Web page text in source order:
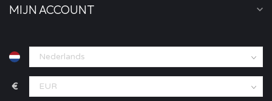
MIJN ACCOUNT
€